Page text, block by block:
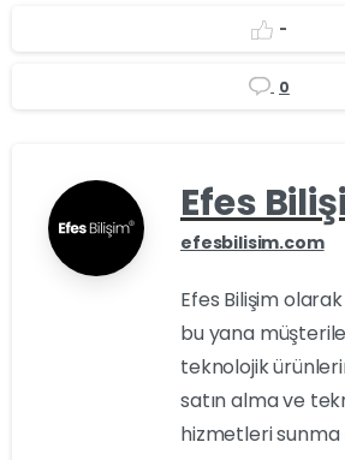
-
0
Efes
efesbilisim.com
Efes Bilişim olarak
bu yana
teknolojik
satın alma ve
hizmetleri